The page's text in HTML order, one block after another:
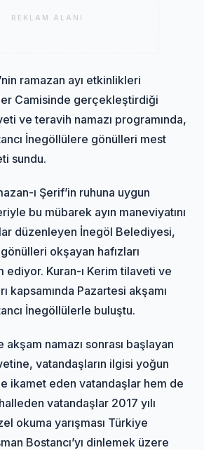
REKLAM ALANI
ramazan ayı etkinlikleri
Camisinde gerçekleştirdiği
ve teravih namazı programında,
İnegöllülere gönülleri mest
sundu.
ı Şerif’in ruhuna uygun
bu mübarek ayın maneviyatını
düzenleyen İnegöl Belediyesi,
okşayan hafızları
ediyor. Kuran-ı Kerim tilaveti ve
kapsamında Pazartesi akşamı
İnegöllülerle buluştu.
namazı sonrası başlayan
vatandaşların ilgisi yoğun
ikamet eden vatandaşlar hem de
vatandaşlar 2017 yılı
okuma yarışması Türkiye
Bostancı’yı dinlemek üzere